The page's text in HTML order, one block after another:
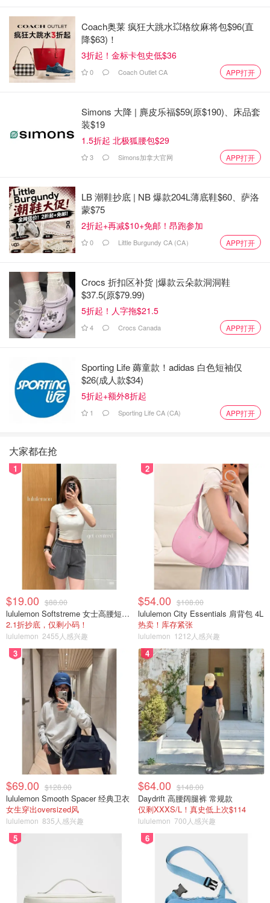
Coach奥莱 疯狂大跳水💥格纹麻将包$96(直
降$63)！
3折起！金标卡包史低$36
0 Coach Outlet CA APP打开
Simons 大降 | 麂皮乐福$59(原$190)、床品套
装$19
1.5折起 北极狐腰包$29
3 Simons加拿大官网 APP打开
LB 潮鞋抄底 | NB 爆款204L薄底鞋$60、萨洛
蒙$75
2折起+再减$10+免邮！昂跑参加
0 Little Burgundy CA (CA） APP打开
Crocs 折扣区补货 |爆款云朵款洞洞鞋
$37.5(原$79.99)
5折起！人字拖$21.5
4 Crocs Canada APP打开
Sporting Life 薅童款！adidas 白色短袖仅
$26(成人款$34)
5折起+额外8折起
1 Sporting Life CA (CA) APP打开
大家都在抢
1
$19.00 $88.00
lululemon Softstreme 女士高腰短裤 10cm
2.1折抄底，仅剩小码！
lululemon 2455人感兴趣
2
$54.00 $108.00
lululemon City Essentials 肩背包 4L
热卖！库存紧张
lululemon 1212人感兴趣
3
$69.00 $128.00
lululemon Smooth Spacer 经典卫衣
女生穿出oversized风
lululemon 835人感兴趣
4
$64.00 $148.00
Daydrift 高腰阔腿裤 常规款
仅剩XXXS/L！真史低上次$114
lululemon 700人感兴趣
5 6